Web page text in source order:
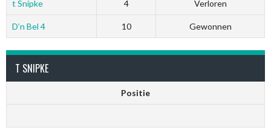
t Snipke 4 Verloren
D’n Bel 4 10 Gewonnen
T SNIPKE
Positie